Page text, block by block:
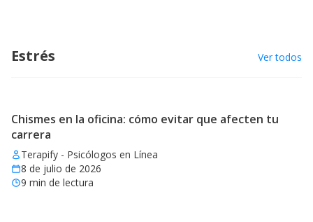
Estrés Ver todos
Chismes en la oficina: cómo evitar que afecten tu
carrera
Terapify - Psicólogos en Línea
8 de julio de 2026
9 min de lectura